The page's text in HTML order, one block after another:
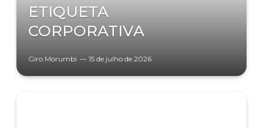
ETIQUETA
CORPORATIVA
Giro Morumbi 15 de julho de 2026